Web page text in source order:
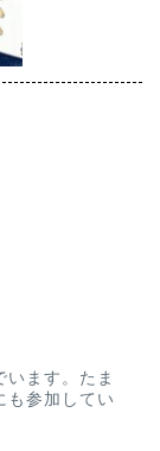
ます。たま
も参加してい